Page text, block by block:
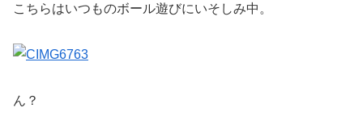
こちらはいつものボール遊びにいそしみ中。
ん？